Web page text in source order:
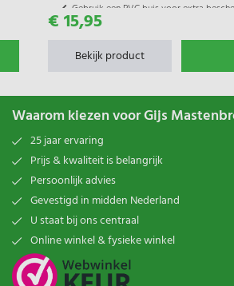
Gebruik een PVC buis voor extra
€ 15,95
Bekijk product
Waarom kiezen voor Gijs
25 jaar ervaring
Prijs & kwaliteit is belangrijk
Persoonlijk advies
Gevestigd in midden Nederland
U staat bij ons centraal
Online winkel & fysieke winkel